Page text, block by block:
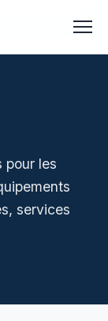
pour les
services